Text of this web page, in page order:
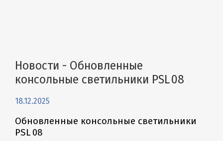
Новости - Обновленные
консольные светильники PSL 08
18.12.2025
Обновленные консольные светильники
PSL 08